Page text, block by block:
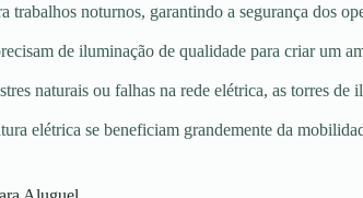
trabalhos noturnos, garantindo a segurança dos
de iluminação de qualidade para criar um
naturais ou falhas na rede elétrica, as torres de
elétrica se beneficiam grandemente da